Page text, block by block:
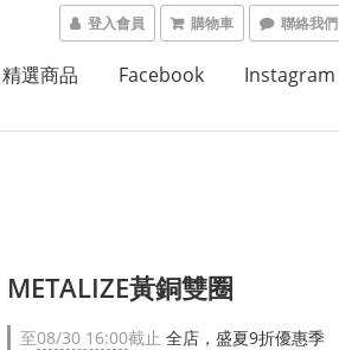
登入會員 購物車 聯絡我們
精選商品 Facebook Instagram
METALIZE黃銅雙圈
至08/30 16:00截止 全店，盛夏9折優惠季